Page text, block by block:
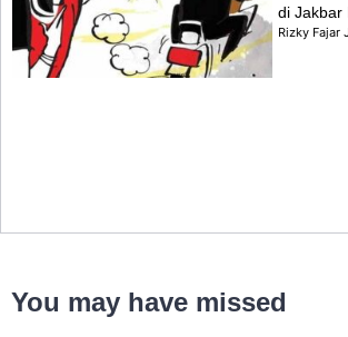
di Jakbar
Rizky Fajar
You may have missed